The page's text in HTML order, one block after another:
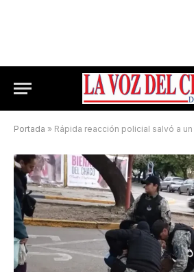
Portada » Rápida reacción policial salvó a un hombre que se